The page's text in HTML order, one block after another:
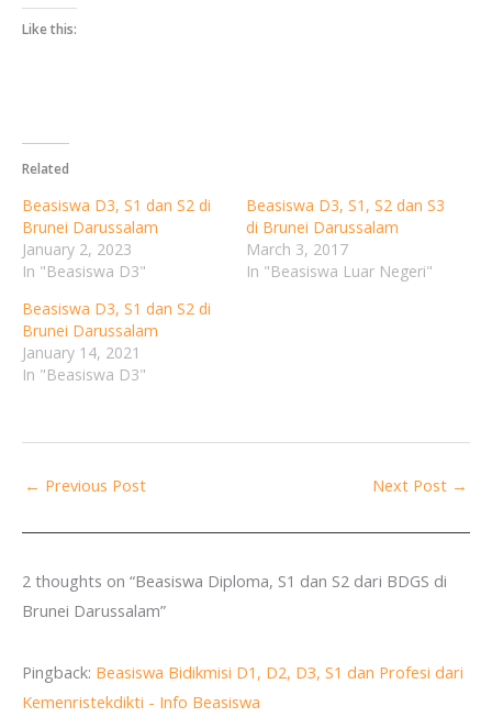
Like this:
Related
Beasiswa D3, S1 dan S2 di
Brunei Darussalam
January 2, 2023
In "Beasiswa D3"
Beasiswa D3, S1, S2 dan S3
di Brunei Darussalam
March 3, 2017
In "Beasiswa Luar Negeri"
Beasiswa D3, S1 dan S2 di
Brunei Darussalam
January 14, 2021
In "Beasiswa D3"
← Previous Post Next Post →
2 thoughts on “Beasiswa Diploma, S1 dan S2 dari BDGS di
Brunei Darussalam”
Pingback: Beasiswa Bidikmisi D1, D2, D3, S1 dan Profesi dari
Kemenristekdikti - Info Beasiswa